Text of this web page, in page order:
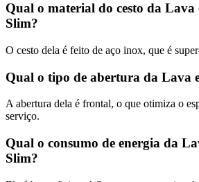
Qual o material do cesto da Lava
Slim?
O cesto dela é feito de aço inox, que é
Qual o tipo de abertura da Lava
A abertura dela é frontal, o que otimiza o
serviço.
Qual o consumo de energia da
Slim?